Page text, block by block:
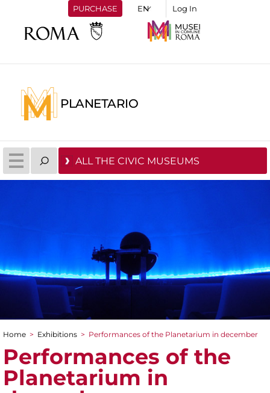
PURCHASE Log In
PLANETARIO
ALL THE CIVIC MUSEUMS
You are here
Home > Exhibitions > Performances of the Planetarium in december
Performances of the
Planetarium in